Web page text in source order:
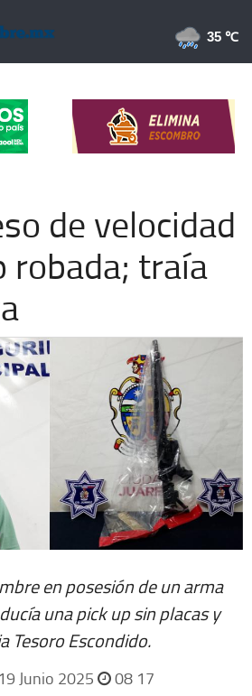
35 ℃
de velocidad
robada; traía
en posesión de un arma
una pick up sin placas y
Tesoro Escondido.
Junio 2025 08 17